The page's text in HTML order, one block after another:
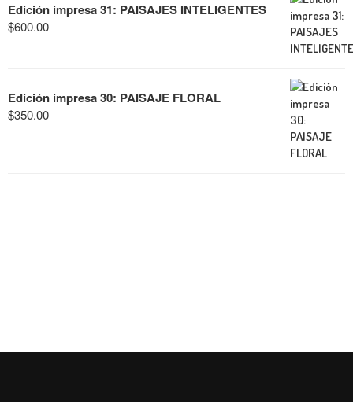
Edición impresa 31: PAISAJES INTELIGENTES
$600.00
Edición impresa 30: PAISAJE FLORAL
$350.00